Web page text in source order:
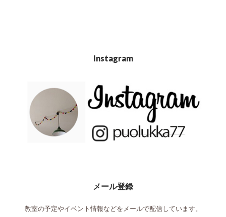
Instagram
メール登録
教室の予定やイベント情報などをメールで配信しています。